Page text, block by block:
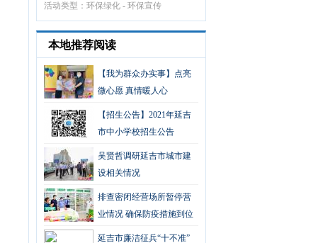
活动类型：环保绿化 - 环保宣传
本地推荐阅读
【我为群众办实事】点亮
微心愿 真情暖人心
【招生公告】2021年延吉
市中小学校招生公告
吴贤哲调研延吉市城市建
设相关情况
排查密闭经营场所暂停营
业情况 确保防疫措施到位
延吉市廉洁征兵“十不准”